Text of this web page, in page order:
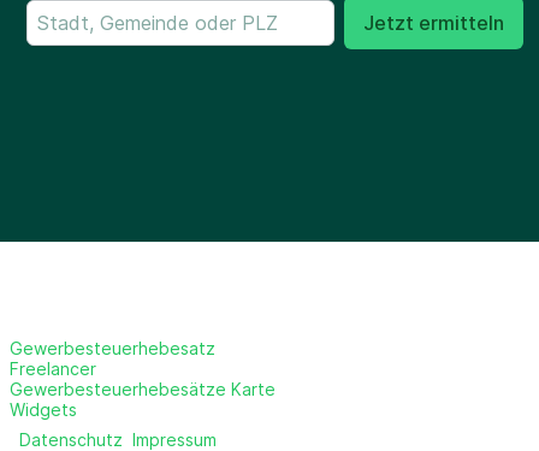
Jetzt ermitteln
Gewerbesteuerhebesatz
Freelancer
Gewerbesteuerhebesätze Karte
Widgets
Datenschutz Impressum